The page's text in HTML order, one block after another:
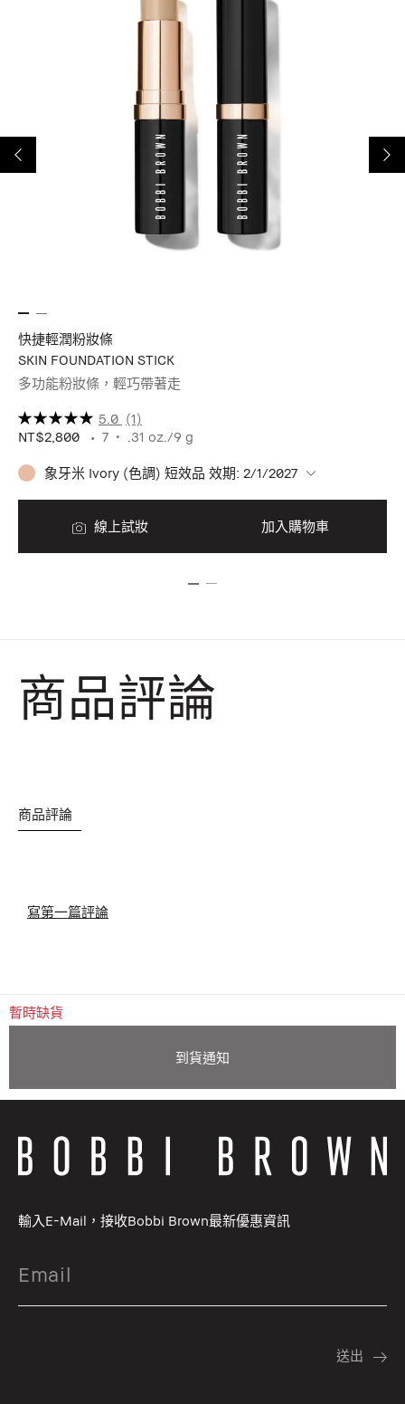
快捷輕潤粉妝條
SKIN FOUNDATION STICK
多功能粉妝條，輕巧帶著走
5.0 (1)
NT$2,800
7 .31 oz./9 g
象牙米 Ivory (色調) 短效品 效期: 2/1/2027
線上試妝 加入購物車
商品評論
商品評論
寫第一篇評論
暫時缺貨
到貨通知
輸入E-Mail，接收Bobbi Brown最新優惠資訊